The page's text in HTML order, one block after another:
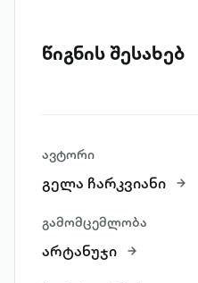
წიგნის შესახებ
ავტორი
გელა ჩარკვიანი
გამომცემლობა
არტანუჯი